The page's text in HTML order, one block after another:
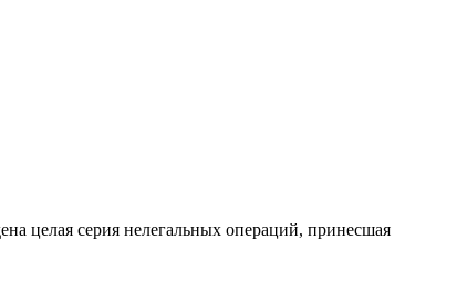
целая серия нелегальных операций, принесшая